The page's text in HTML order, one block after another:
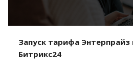
Запуск тарифа
Битрикс24